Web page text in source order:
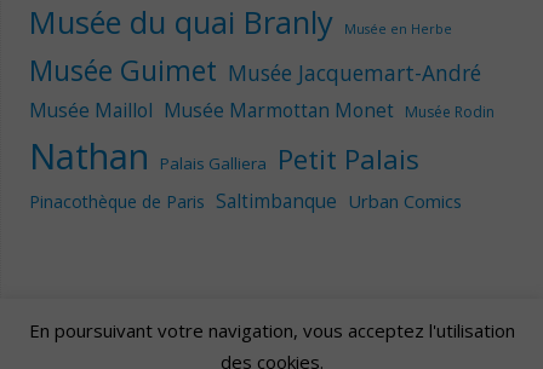
Musée du quai Branly Musée en Herbe
Musée Guimet Musée Jacquemart-André
Musée Maillol Musée Marmottan Monet Musée Rodin
Nathan Palais Galliera Petit Palais
Pinacothèque de Paris Saltimbanque Urban Comics
En poursuivant votre navigation, vous acceptez l'utilisation
des cookies.